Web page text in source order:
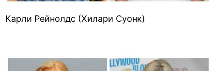
Карли Рейнолдс (Хилари Суонк)